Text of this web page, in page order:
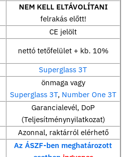
NEM KELL ELTÁVOLÍTANI
felrakás előtt!
CE jelölt
nettó tetőfelület + kb. 10%
Superglass 3T
önmaga vagy
Superglass 3T, Number One 3T
Garancialevél, DoP
(Teljesítménynyilatkozat)
Azonnal, raktárról elérhető
Az ÁSZF-ben meghatározott